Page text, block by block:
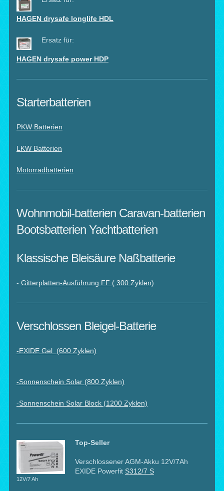
HAGEN drysafe longlife HDL
Ersatz für:
HAGEN drysafe power HDP
Starterbatterien
PKW Batterien
LKW Batterien
Motorradbatterien
Wohnmobil-batterien Caravan-batterien
Bootsbatterien Yachtbatterien
Klassische Bleisäure Naßbatterie
- Gitterplatten-Ausführung FF ( 300 Zyklen)
Verschlossen Bleigel-Batterie
-EXIDE Gel (600 Zyklen)
-Sonnenschein Solar (800 Zyklen)
-Sonnenschein Solar Block (1200 Zyklen)
12V/7 Ah
Top-Seller
Verschlossener AGM-Akku 12V/7Ah
EXIDE Powerfit S312/7 S